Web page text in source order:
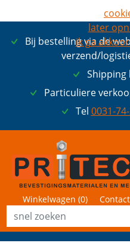
Bij bestelling via de
verzend/
Shipping
Particuliere
Tel 0031-
Winkelwagen (0) Contact
later
ik ga